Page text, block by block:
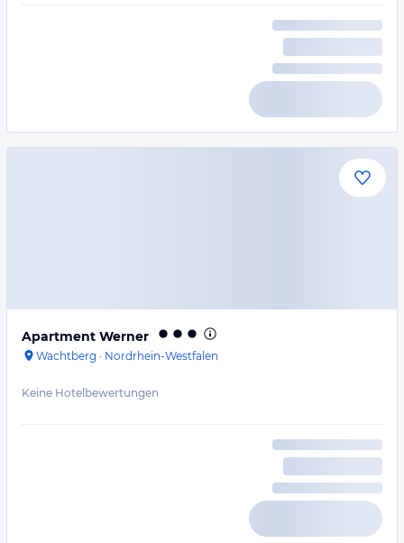
Apartment Werner
Wachtberg · Nordrhein-Westfalen
Keine Hotelbewertungen